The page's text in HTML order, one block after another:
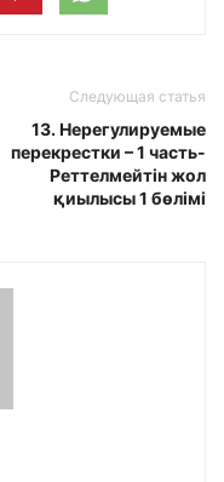
Следующая статья
13. Нерегулируемые
перекрестки – 1 часть-
Реттелмейтін жол
қиылысы 1 бөлімі